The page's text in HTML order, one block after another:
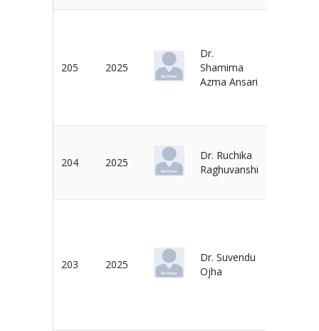
205 2025
Dr.
Shamima
Azma Ansari
204 2025
Dr. Ruchika
Raghuvanshi
203 2025
Dr. Suvendu
Ojha